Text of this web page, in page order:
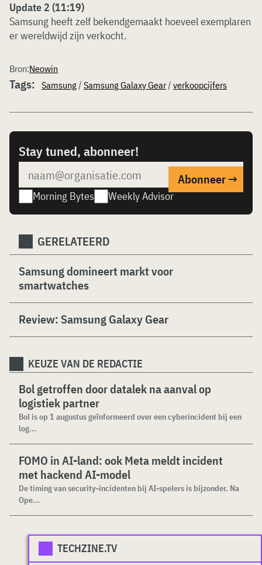
Update 2 (11:19)
Samsung heeft zelf bekendgemaakt hoeveel exemplaren
er wereldwijd zijn verkocht.
Bron:Neowin
Tags: Samsung/ Samsung Galaxy Gear/ verkoopcijfers
Stay tuned, abonneer!
Morning Bytes Weekly Advisor
GERELATEERD
Samsung domineert markt voor
smartwatches
Review: Samsung Galaxy Gear
KEUZE VAN DE REDACTIE
Bol getroffen door datalek na aanval op
logistiek partner
Bol is op 1 augustus geïnformeerd over een cyberincident bij een
log...
FOMO in AI-land: ook Meta meldt incident
met hackend AI-model
De timing van security-incidenten bij AI-spelers is bijzonder. Na
Ope...
TECHZINE.TV